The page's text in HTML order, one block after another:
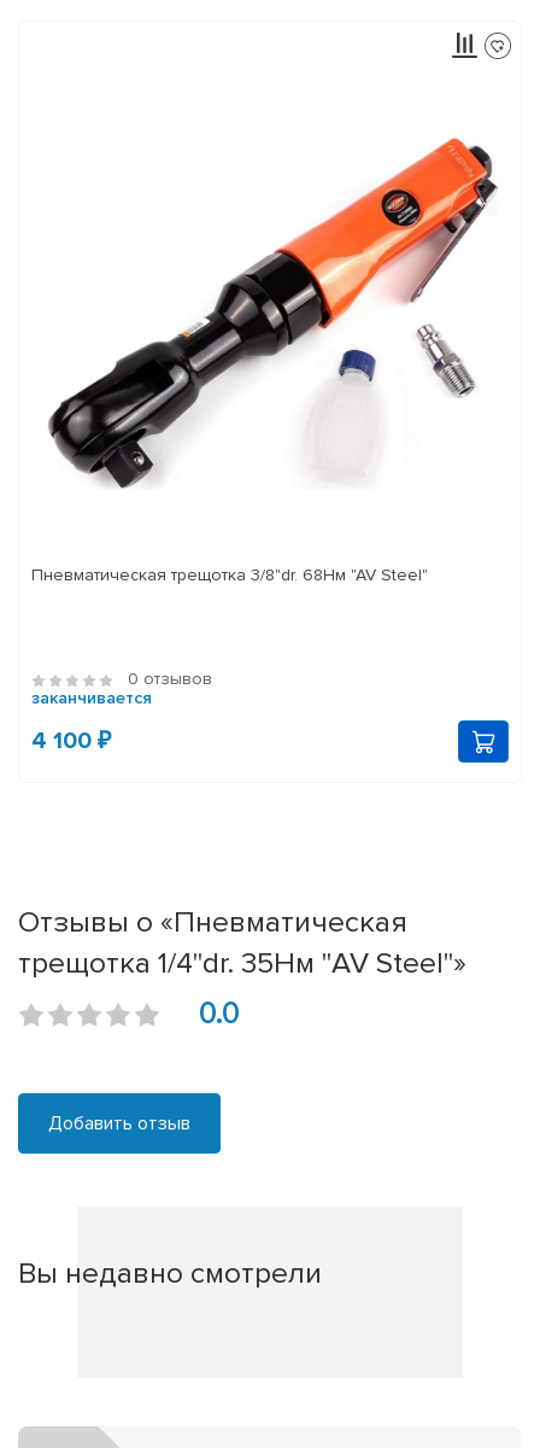
Пневматическая трещотка 3/8"dr. 68Нм "AV Steel"
0 отзывов
заканчивается
4 100 ₽
Отзывы о «Пневматическая
трещотка 1/4"dr. 35Нм "AV Steel"»
0.0
Добавить отзыв
Вы недавно смотрели